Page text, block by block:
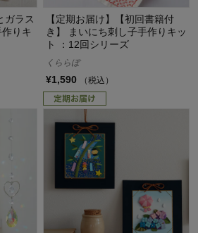
ガラス
りキ
【定期お届け】【初回書籍付
き】 まいにち刺し子手作りキッ
ト ：12回シリーズ
くららぼ
¥1,590 （税込）